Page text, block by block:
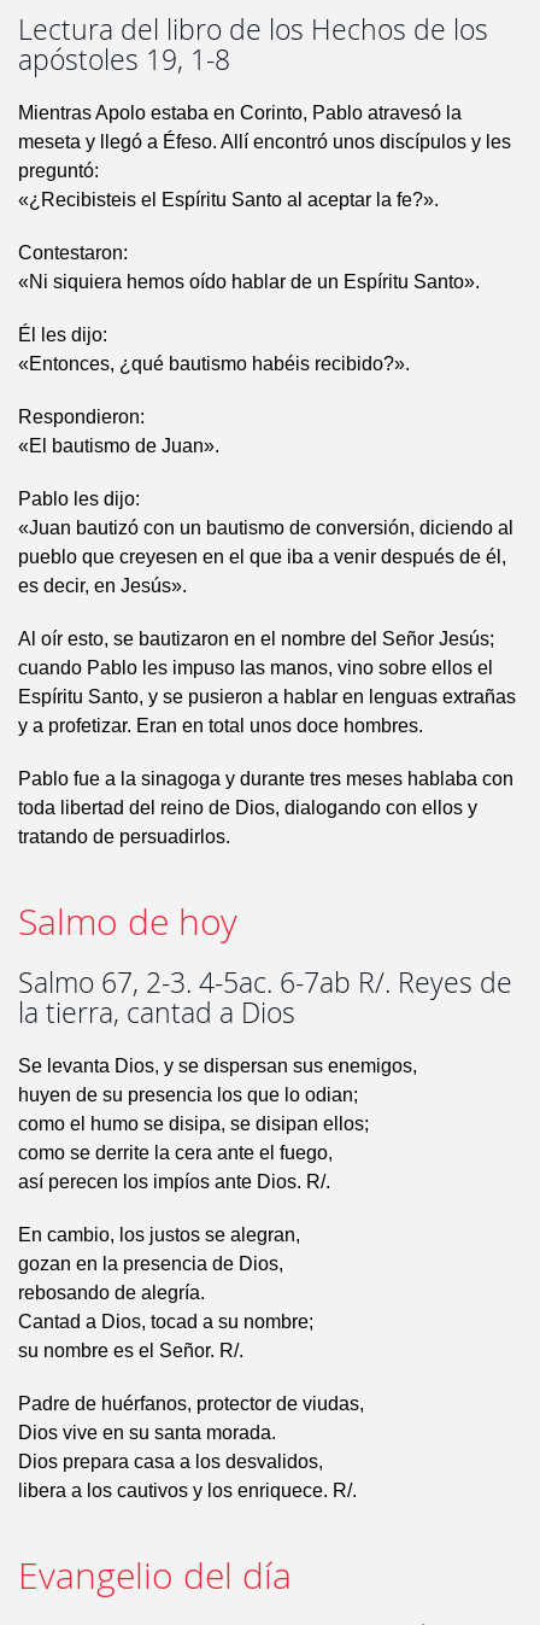
Lectura del libro de los Hechos de los
apóstoles 19, 1-8
Mientras Apolo estaba en Corinto, Pablo atravesó la
meseta y llegó a Éfeso. Allí encontró unos discípulos y les
preguntó:
«¿Recibisteis el Espíritu Santo al aceptar la fe?».
Contestaron:
«Ni siquiera hemos oído hablar de un Espíritu Santo».
Él les dijo:
«Entonces, ¿qué bautismo habéis recibido?».
Respondieron:
«El bautismo de Juan».
Pablo les dijo:
«Juan bautizó con un bautismo de conversión, diciendo al
pueblo que creyesen en el que iba a venir después de él,
es decir, en Jesús».
Al oír esto, se bautizaron en el nombre del Señor Jesús;
cuando Pablo les impuso las manos, vino sobre ellos el
Espíritu Santo, y se pusieron a hablar en lenguas extrañas
y a profetizar. Eran en total unos doce hombres.
Pablo fue a la sinagoga y durante tres meses hablaba con
toda libertad del reino de Dios, dialogando con ellos y
tratando de persuadirlos.
Salmo de hoy
Salmo 67, 2-3. 4-5ac. 6-7ab R/. Reyes de
la tierra, cantad a Dios
Se levanta Dios, y se dispersan sus enemigos,
huyen de su presencia los que lo odian;
como el humo se disipa, se disipan ellos;
como se derrite la cera ante el fuego,
así perecen los impíos ante Dios. R/.
En cambio, los justos se alegran,
gozan en la presencia de Dios,
rebosando de alegría.
Cantad a Dios, tocad a su nombre;
su nombre es el Señor. R/.
Padre de huérfanos, protector de viudas,
Dios vive en su santa morada.
Dios prepara casa a los desvalidos,
libera a los cautivos y los enriquece. R/.
Evangelio del día